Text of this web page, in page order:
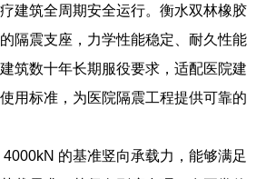
建筑全周期安全运行。衡水双林橡胶
隔震支座，力学性能稳定、耐久性能
筑数十年长期服役要求，适配医院建
用标准，为医院隔震工程提供可靠的
的基准竖向承载力，能够满足